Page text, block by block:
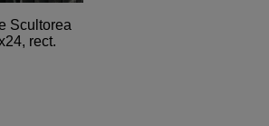
Scultorea
rect.